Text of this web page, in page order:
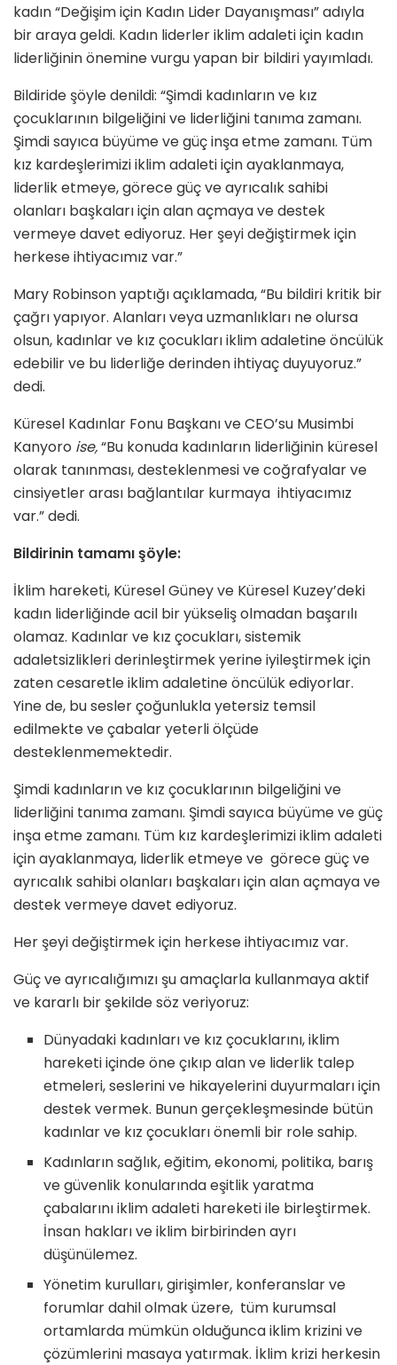
kadın “Değişim için Kadın Lider Dayanışması” adıyla
bir araya geldi. Kadın liderler iklim adaleti için kadın
liderliğinin önemine vurgu yapan bir bildiri yayımladı.
Bildiride şöyle denildi: “Şimdi kadınların ve kız
çocuklarının bilgeliğini ve liderliğini tanıma zamanı.
Şimdi sayıca büyüme ve güç inşa etme zamanı. Tüm
kız kardeşlerimizi iklim adaleti için ayaklanmaya,
liderlik etmeye, görece güç ve ayrıcalık sahibi
olanları başkaları için alan açmaya ve destek
vermeye davet ediyoruz. Her şeyi değiştirmek için
herkese ihtiyacımız var.”
Mary Robinson yaptığı açıklamada, “Bu bildiri kritik bir
çağrı yapıyor. Alanları veya uzmanlıkları ne olursa
olsun, kadınlar ve kız çocukları iklim adaletine öncülük
edebilir ve bu liderliğe derinden ihtiyaç duyuyoruz.”
dedi.
Küresel Kadınlar Fonu Başkanı ve CEO’su Musimbi
Kanyoro ise,“Bu konuda kadınların liderliğinin küresel
olarak tanınması, desteklenmesi ve coğrafyalar ve
cinsiyetler arası bağlantılar kurmaya ihtiyacımız
var.” dedi.
Bildirinin tamamı şöyle:
İklim hareketi, Küresel Güney ve Küresel Kuzey’deki
kadın liderliğinde acil bir yükseliş olmadan başarılı
olamaz. Kadınlar ve kız çocukları, sistemik
adaletsizlikleri derinleştirmek yerine iyileştirmek için
zaten cesaretle iklim adaletine öncülük ediyorlar.
Yine de, bu sesler çoğunlukla yetersiz temsil
edilmekte ve çabalar yeterli ölçüde
desteklenmemektedir.
Şimdi kadınların ve kız çocuklarının bilgeliğini ve
liderliğini tanıma zamanı. Şimdi sayıca büyüme ve güç
inşa etme zamanı. Tüm kız kardeşlerimizi iklim adaleti
için ayaklanmaya, liderlik etmeye ve görece güç ve
ayrıcalık sahibi olanları başkaları için alan açmaya ve
destek vermeye davet ediyoruz.
Her şeyi değiştirmek için herkese ihtiyacımız var.
Güç ve ayrıcalığımızı şu amaçlarla kullanmaya aktif
ve kararlı bir şekilde söz veriyoruz:
Dünyadaki kadınları ve kız çocuklarını, iklim
hareketi içinde öne çıkıp alan ve liderlik talep
etmeleri, seslerini ve hikayelerini duyurmaları için
destek vermek. Bunun gerçekleşmesinde bütün
kadınlar ve kız çocukları önemli bir role sahip.
Kadınların sağlık, eğitim, ekonomi, politika, barış
ve güvenlik konularında eşitlik yaratma
çabalarını iklim adaleti hareketi ile birleştirmek.
İnsan hakları ve iklim birbirinden ayrı
düşünülemez.
Yönetim kurulları, girişimler, konferanslar ve
forumlar dahil olmak üzere, tüm kurumsal
ortamlarda mümkün olduğunca iklim krizini ve
çözümlerini masaya yatırmak. İklim krizi herkesin